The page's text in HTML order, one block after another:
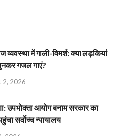
व्‍यवस्‍था में गाली-विमर्श: क्या लड़कियां
गजल गाएं?
2, 2026
उपभोक्ता आयोग बनाम सरकार का
सर्वोच्च न्यायालय